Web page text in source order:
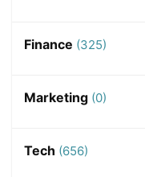
Finance (325)
Marketing (0)
Tech (656)